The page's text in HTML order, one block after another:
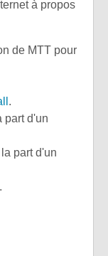
à propos
de MTT pour
.
part d'un
part d'un
.